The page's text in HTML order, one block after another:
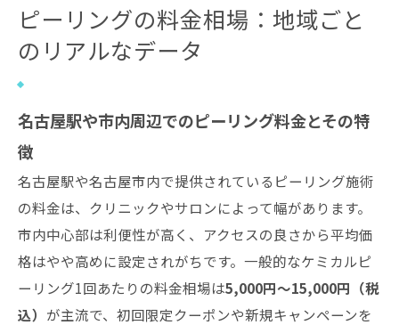
ピーリングの料金相場：地域ごと
のリアルなデータ
名古屋駅や市内周辺でのピーリング料金とその特
徴
名古屋駅や名古屋市内で提供されているピーリング施術
の料金は、クリニックやサロンによって幅があります。
市内中心部は利便性が高く、アクセスの良さから平均価
格はやや高めに設定されがちです。一般的なケミカルピ
ーリング1回あたりの料金相場は5,000円〜15,000円（税
込） が主流で、初回限定クーポンや新規キャンペーンを